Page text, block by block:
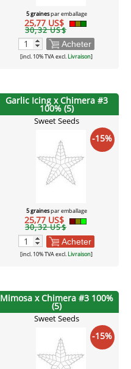
5 grainespar emballage
25,77 US$
30,32 US$
Acheter
[incl. 10% TVA excl. Livraison]
Garlic Icing x Chimera #3
100% (5)
Sweet Seeds
-15%
5 grainespar emballage
25,77 US$
30,32 US$
Acheter
[incl. 10% TVA excl.Livraison]
Mimosa x Chimera #3 100%
(5)
Sweet Seeds
-15%